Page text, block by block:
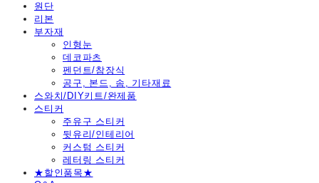
원단
리본
부자재
인형눈
데코파츠
펜던트/참장식
공구, 본드, 솜, 기타재료
스와치/DIY키트/완제품
스티커
주유구 스티커
뒷유리/인테리어
커스텀 스티커
레터링 스티커
★할인품목★